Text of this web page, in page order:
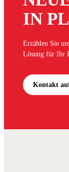
IN
Erzählen Sie
Lösung für Ihr
Kontakt